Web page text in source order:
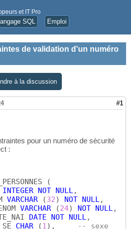
et IT Pro
SQL Emploi
de validation d'un numéro
à la discussion
#1
pour un numéro de sécurité
:
(
INTEGER NOT NULL,
VARCHAR (32) NOT NULL,
VARCHAR (24) NOT NULL,
DATE NOT NULL,
CHAR (1)
-- sexe